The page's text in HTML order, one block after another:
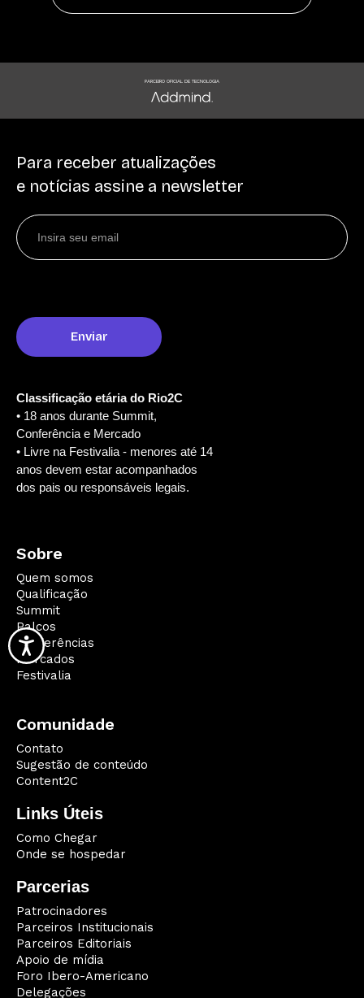
PARCEIRO OFICIAL DE TECNOLOGIA
Para receber atualizações
e notícias assine a newsletter
Classificação etária do Rio2C
• 18 anos durante Summit,
Conferência e Mercado
• Livre na Festivalia - menores até 14
anos devem estar acompanhados
dos pais ou responsáveis legais.
Sobre
Quem somos
Qualificação
Summit
Palcos
Conferências
Mercados
Festivalia
Comunidade
Contato
Sugestão de conteúdo
Content2C
Links Úteis
Como Chegar
Onde se hospedar
Parcerias
Patrocinadores
Parceiros Institucionais
Parceiros Editoriais
Apoio de mídia
Foro Ibero-Americano
Delegações